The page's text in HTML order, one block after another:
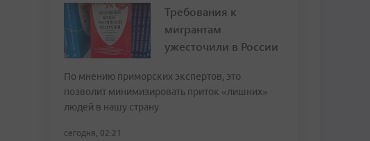
Требования к
мигрантам
ужесточили в России
По мнению приморских экспертов, это
позволит минимизировать приток «лишних»
людей в нашу страну
сегодня, 02:21